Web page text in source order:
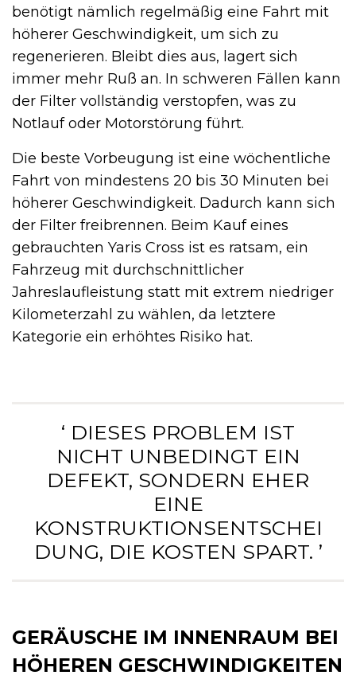
benötigt nämlich regelmäßig eine Fahrt mit
höherer Geschwindigkeit, um sich zu
regenerieren. Bleibt dies aus, lagert sich
immer mehr Ruß an. In schweren Fällen kann
der Filter vollständig verstopfen, was zu
Notlauf oder Motorstörung führt.
Die beste Vorbeugung ist eine wöchentliche
Fahrt von mindestens 20 bis 30 Minuten bei
höherer Geschwindigkeit. Dadurch kann sich
der Filter freibrennen. Beim Kauf eines
gebrauchten Yaris Cross ist es ratsam, ein
Fahrzeug mit durchschnittlicher
Jahreslaufleistung statt mit extrem niedriger
Kilometerzahl zu wählen, da letztere
Kategorie ein erhöhtes Risiko hat.
‘ DIESES PROBLEM IST
NICHT UNBEDINGT EIN
DEFEKT, SONDERN EHER
EINE
KONSTRUKTIONSENTSCHEI
DUNG, DIE KOSTEN SPART. ’
GERÄUSCHE IM INNENRAUM BEI
HÖHEREN GESCHWINDIGKEITEN